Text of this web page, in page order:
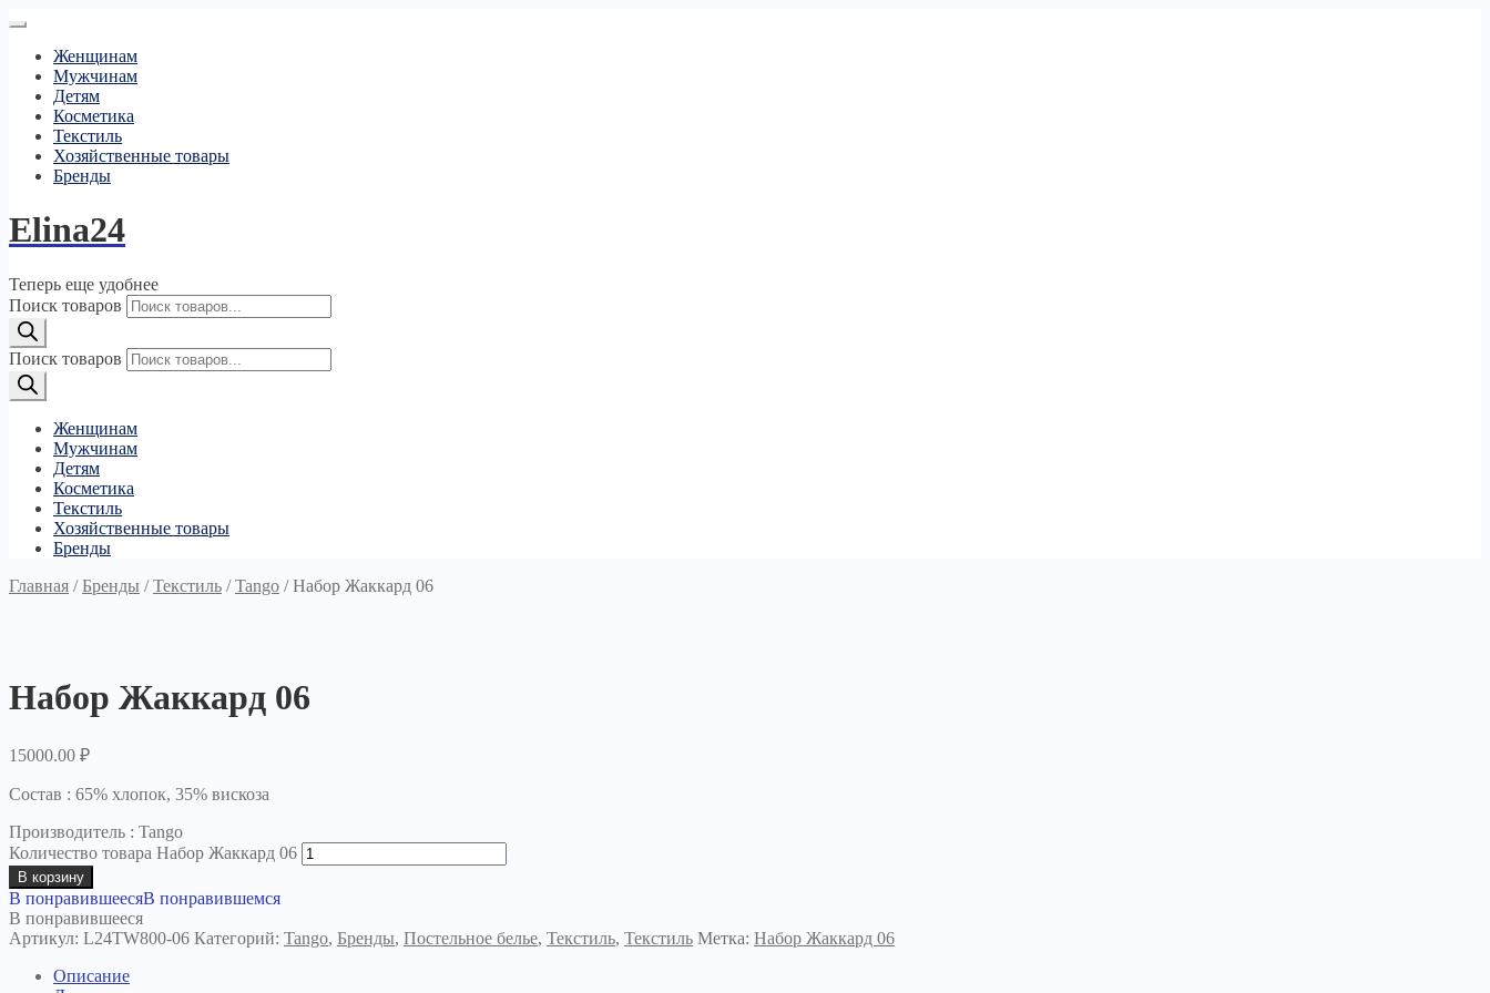
Женщинам
Мужчинам
Детям
Косметика
Текстиль
Хозяйственные товары
Бренды
Elina24
Теперь еще удобнее
Поиск товаров
Поиск товаров
Женщинам
Мужчинам
Детям
Косметика
Текстиль
Хозяйственные товары
Бренды
Главная /Бренды /Текстиль /Tango /Набор Жаккард 06
Набор Жаккард 06
15000.00 ₽
Состав : 65% хлопок, 35% вискоза
Производитель : Tango
Количество товара Набор Жаккард 06
В корзину
В понравившеесяВ понравившемся
В понравившееся
Артикул: L24TW800-06 Категорий: Tango, Бренды, Постельное белье, Текстиль, Текстиль Метка: Набор Жаккард 06
Описание